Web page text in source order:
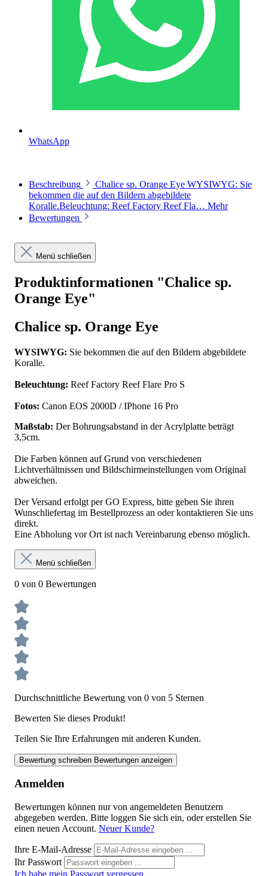
WhatsApp
Beschreibung
Chalice sp. Orange Eye WYSIWYG: Sie
bekommen die auf den Bildern abgebildete
Koralle.Beleuchtung: Reef Factory Reef Fla… Mehr
Bewertungen
Menü schließen
Produktinformationen "Chalice sp.
Orange Eye"
Chalice sp. Orange Eye
WYSIWYG: Sie bekommen die auf den Bildern abgebildete
Koralle.
Beleuchtung: Reef Factory Reef Flare Pro S
Fotos: Canon EOS 2000D / IPhone 16 Pro
Maßstab: Der Bohrungsabstand in der Acrylplatte beträgt
3,5cm.
Die Farben können auf Grund von verschiedenen
Lichtverhältnissen und Bildschirmeinstellungen vom Original
abweichen.
Der Versand erfolgt per GO Express, bitte geben Sie ihren
Wunschliefertag im Bestellprozess an oder kontaktieren Sie uns
direkt.
Eine Abholung vor Ort ist nach Vereinbarung ebenso möglich.
Menü schließen
0 von 0 Bewertungen
Durchschnittliche Bewertung von 0 von 5 Sternen
Bewerten Sie dieses Produkt!
Teilen Sie Ihre Erfahrungen mit anderen Kunden.
Bewertung schreiben Bewertungen anzeigen
Anmelden
Bewertungen können nur von angemeldeten Benutzern
abgegeben werden. Bitte loggen Sie sich ein, oder erstellen Sie
einen neuen Account. Neuer Kunde?
Ihre E-Mail-Adresse
Ihr Passwort
Ich habe mein Passwort vergessen.